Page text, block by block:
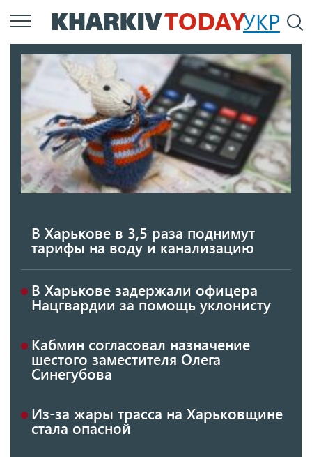
Перейти
к
содержанию
УКР
В Харькове в 3,5 раза поднимут
тарифы на воду и канализацию
В Харькове задержали офицера
Нацгвардии за помощь уклонисту
Кабмин согласовал назначение
шестого заместителя Олега
Синегубова
Из-за жары трасса на Харьковщине
стала опасной